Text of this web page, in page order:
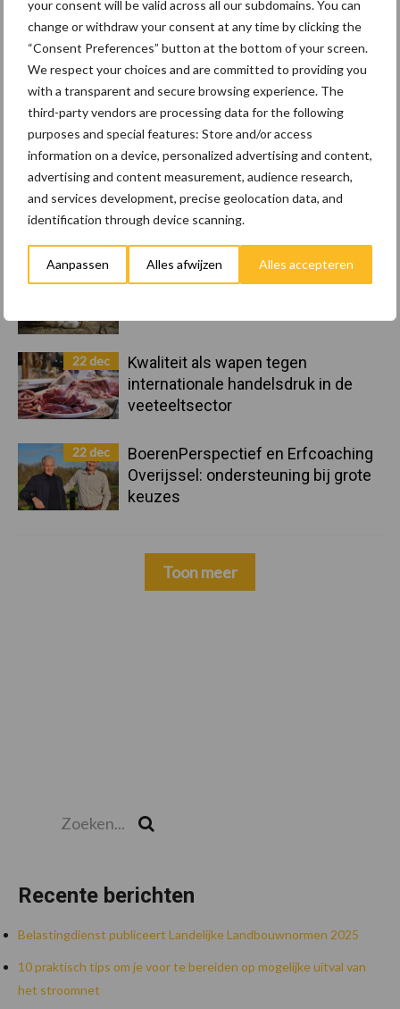
your consent will be valid across all our subdomains. You can
change or withdraw your consent at any time by clicking the
“Consent Preferences” button at the bottom of your screen.
We respect your choices and are committed to providing you
with a transparent and secure browsing experience. The
third-party vendors are processing data for the following
purposes and special features: Store and/or access
information on a device, personalized advertising and content,
advertising and content measurement, audience research,
and services development, precise geolocation data, and
identification through device scanning.
Aanpassen Alles afwijzen Alles accepteren
Primaire
Sidebar
Recent nieuws Partner nieuws
8 jan
Belastingdienst publiceert
Landelijke Landbouwnormen 2025
23 dec
10 praktisch tips om je voor te
bereiden op mogelijke uitval van het
stroomnet
EU-pluimveesector groeit door,
22 dec
Kwaliteit als wapen tegen
internationale handelsdruk in de
veeteeltsector
22 dec
BoerenPerspectief en Erfcoaching
Overijssel: ondersteuning bij grote
keuzes
Toon meer
Recente berichten
Belastingdienst publiceert Landelijke Landbouwnormen 2025
10 praktisch tips om je voor te bereiden op mogelijke uitval van
het stroomnet